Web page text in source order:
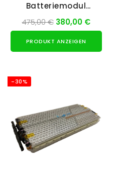
Batteriemodul
(gebraucht)
475,00 € 380,00 €
PRODUKT ANZEIGEN
-30%